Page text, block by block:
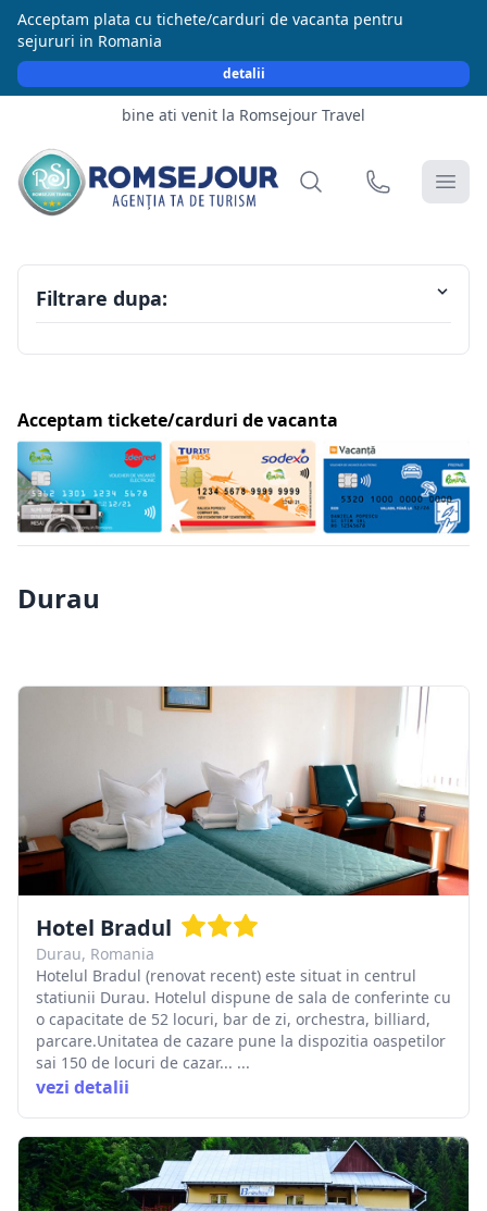
Acceptam plata cu tichete/carduri de vacanta pentru
sejururi in Romania
detalii
bine ati venit la Romsejour Travel
Filtrare dupa:
Acceptam tickete/carduri de vacanta
Durau
Hotel Bradul
Durau, Romania
Hotelul Bradul (renovat recent) este situat in centrul
statiunii Durau. Hotelul dispune de sala de conferinte cu
o capacitate de 52 locuri, bar de zi, orchestra, billiard,
parcare.Unitatea de cazare pune la dispozitia oaspetilor
sai 150 de locuri de cazar... ...
vezi detalii